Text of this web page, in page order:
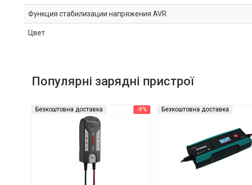
Функция стабилизации напряжения AVR
Цвет
Популярні зарядні пристрої
-9%
Безкоштовна доставка Безкоштовна доставка